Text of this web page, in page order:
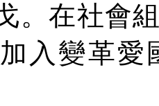
。在社會
入變革愛